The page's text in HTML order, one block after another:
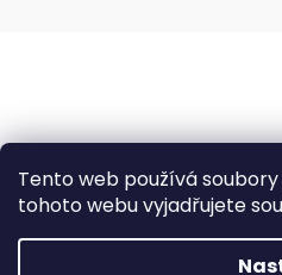
Tento web používá
tohoto webu vyjadřujete